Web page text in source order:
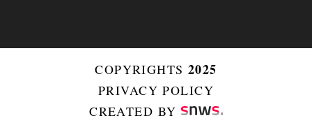
COPYRIGHTS 2025
PRIVACY POLICY
CREATED BY